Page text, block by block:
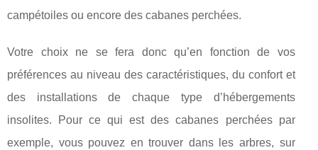
campétoiles ou encore des cabanes perchées.
Votre choix ne se fera donc qu’en fonction de vos
préférences au niveau des caractéristiques, du confort et
des installations de chaque type d’hébergements
insolites. Pour ce qui est des cabanes perchées par
exemple, vous pouvez en trouver dans les arbres, sur